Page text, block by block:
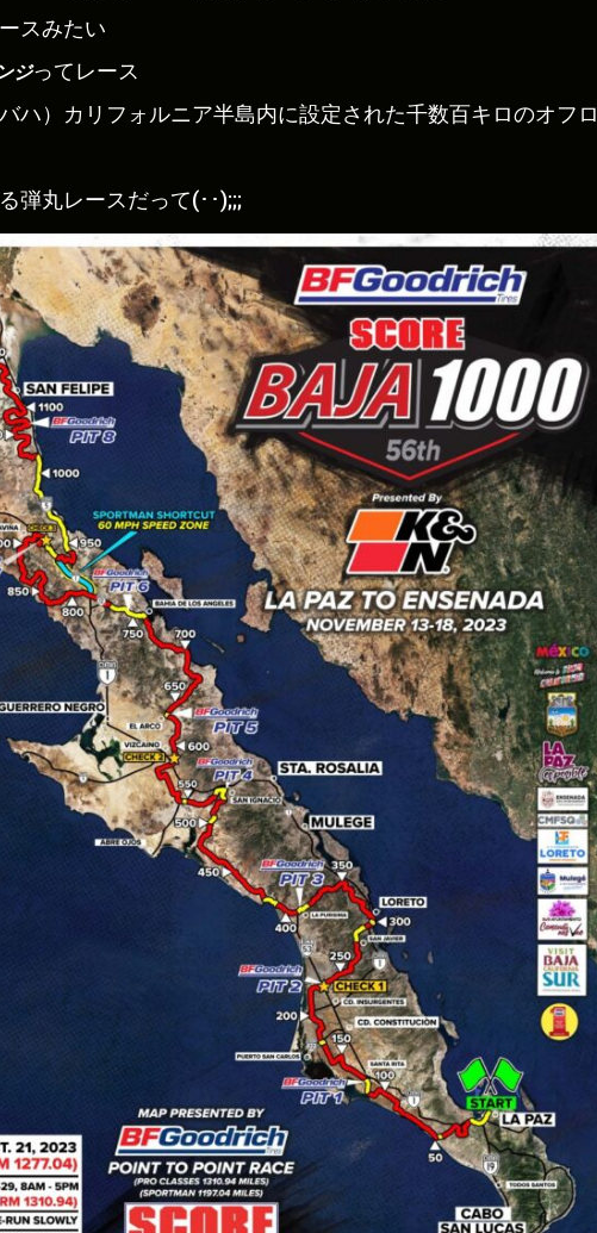
スみたい
ジってレース
ハ）カリフォルニア半島内に設定された千数百キロのオフロ
弾丸レースだって(･･);;;